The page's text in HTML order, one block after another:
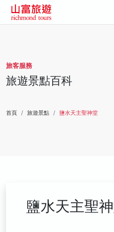
旅客服務
旅遊景點百科
首頁 旅遊景點 鹽水天主聖神堂
鹽水天主聖